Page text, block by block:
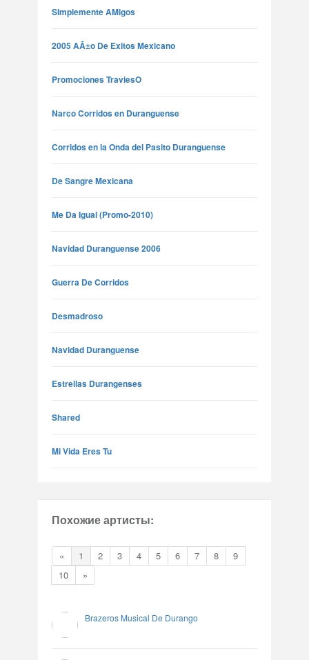
SImplemente AMigos
2005 AÃ±o De Exitos Mexicano
Promociones TraviesO
Narco Corridos en Duranguense
Corridos en la Onda del Pasito Duranguense
De Sangre Mexicana
Me Da Igual (Promo-2010)
Navidad Duranguense 2006
Guerra De Corridos
Desmadroso
Navidad Duranguense
Estrellas Durangenses
Shared
Mi Vida Eres Tu
Похожие артисты:
« 1 2 3 4 5 6 7 8
9
10
»
Brazeros Musical De Durango